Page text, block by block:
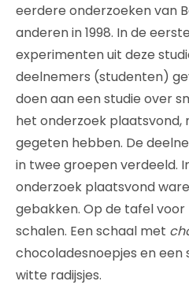
eerdere onderzoeken van
anderen in 1998. In de
experimenten uit deze
deelnemers (studenten)
doen aan een studie over
het onderzoek plaatsvond,
gegeten hebben. De
in twee groepen verdeeld.
onderzoek plaatsvond
gebakken. Op de tafel
schalen. Een schaal met
chocoladesnoepjes en
witte radijsjes.